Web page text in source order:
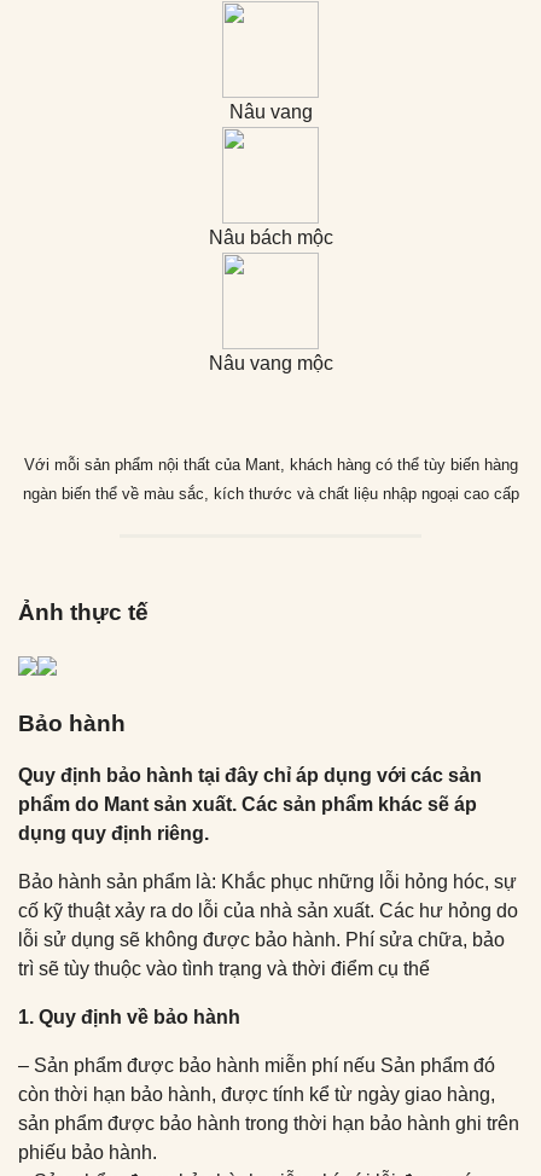
Nâu vang
Nâu bách mộc
Nâu vang mộc
Với mỗi sản phẩm nội thất của Mant, khách hàng có thể tùy biến hàng
ngàn biến thể về màu sắc, kích thước và chất liệu nhập ngoại cao cấp
Ảnh thực tế
Bảo hành
Quy định bảo hành tại đây chỉ áp dụng với các sản
phẩm do Mant sản xuất. Các sản phẩm khác sẽ áp
dụng quy định riêng.
Bảo hành sản phẩm là: Khắc phục những lỗi hỏng hóc, sự
cố kỹ thuật xảy ra do lỗi của nhà sản xuất. Các hư hỏng do
lỗi sử dụng sẽ không được bảo hành. Phí sửa chữa, bảo
trì sẽ tùy thuộc vào tình trạng và thời điểm cụ thể
1. Quy định về bảo hành
– Sản phẩm được bảo hành miễn phí nếu Sản phẩm đó
còn thời hạn bảo hành, được tính kể từ ngày giao hàng,
sản phẩm được bảo hành trong thời hạn bảo hành ghi trên
phiếu bảo hành.